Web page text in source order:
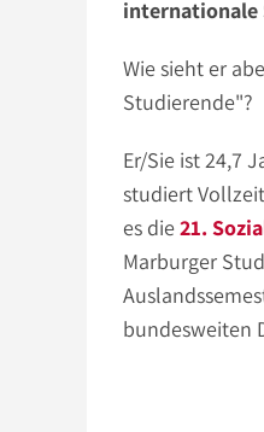
internationale
Wie sieht er
Studierende"?
Er/Sie ist 24,7
studiert
es die21.
Marburger
bundesweiten